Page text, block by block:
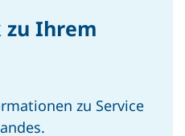
Ihrem
zu Service